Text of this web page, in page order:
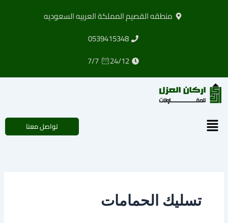
منطقه القصيم المملكة العربيه السعوديه
0539415348
24/12
7/7
القائمة تواصل معنا
تسليك الحمامات